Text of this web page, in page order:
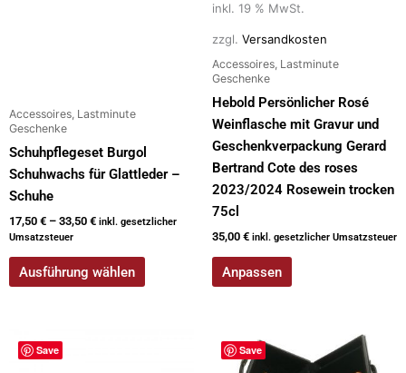
Accessoires, Lastminute
Geschenke
Schuhpflegeset Burgol
Schuhwachs für Glattleder –
Schuhe
17,50 € – 33,50 € inkl. gesetzlicher
Umsatzsteuer
Ausführung wählen
inkl. 19 % MwSt.
zzgl. Versandkosten
Accessoires, Lastminute
Geschenke
Hebold Persönlicher Rosé
Weinflasche mit Gravur und
Geschenkverpackung Gerard
Bertrand Cote des roses
2023/2024 Rosewein trocken
75cl
35,00 € inkl. gesetzlicher Umsatzsteuer
Anpassen
Save
Dieses
Produkt
Save
Dieses
Produkt